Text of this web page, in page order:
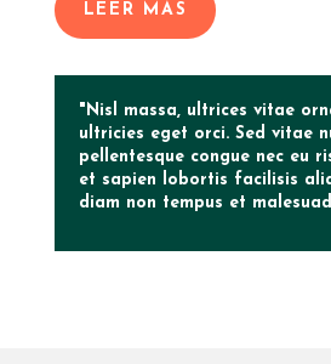
LEER MÁS
"Nisl massa, ultrices vitae
ultricies eget orci. Sed vitae
pellentesque congue nec eu
et sapien lobortis facilisis
diam non tempus et